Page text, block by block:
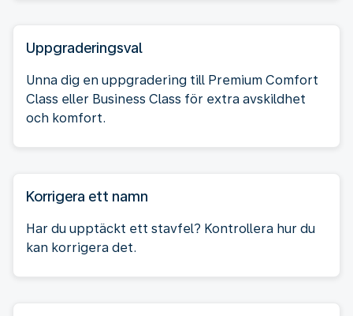
Uppgraderingsval
Unna dig en uppgradering till Premium Comfort
Class eller Business Class för extra avskildhet
och komfort.
Korrigera ett namn
Har du upptäckt ett stavfel? Kontrollera hur du
kan korrigera det.